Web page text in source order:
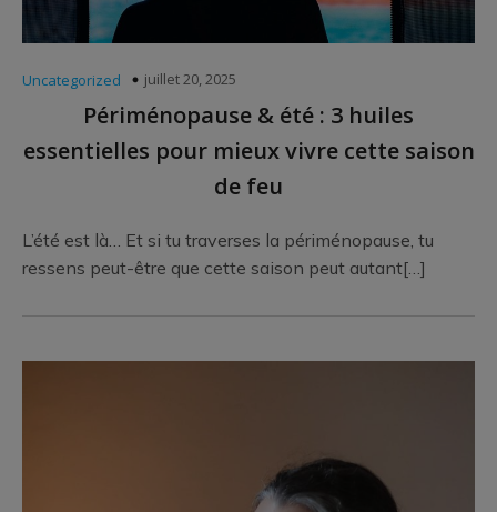
Uncategorized juillet 20, 2025
Périménopause & été : 3 huiles
essentielles pour mieux vivre cette saison
de feu
L’été est là… Et si tu traverses la périménopause, tu
ressens peut-être que cette saison peut autant[…]